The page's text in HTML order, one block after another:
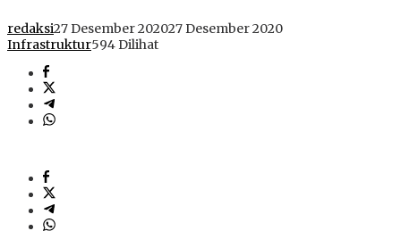
redaksi27 Desember 202027 Desember 2020
Infrastruktur594 Dilihat